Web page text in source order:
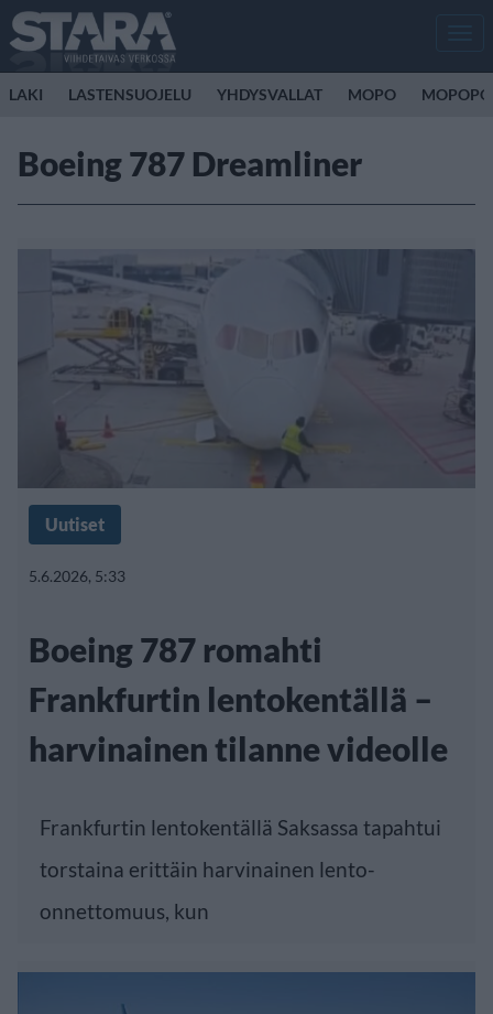
LAKI LASTENSUOJELU YHDYSVALLAT MOPO
Boeing 787 Dreamliner
Uutiset
5.6.2026, 5:33
Boeing 787 romahti
Frankfurtin lentokentällä –
harvinainen tilanne videolle
Frankfurtin lentokentällä Saksassa tapahtui
torstaina erittäin harvinainen lento-
onnettomuus, kun